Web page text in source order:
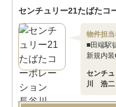
センチュリー21たばたコ
物件担
■田端駅
新規内
センチ
川 浩二